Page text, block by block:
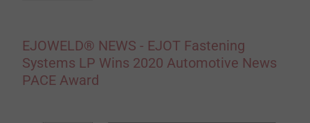
Besides the technology, the business unit EJOWELD®
also provides the development and production of
EJOWELD® NEWS - EJOT Fastening
Systems LP Wins 2020 Automotive News
PACE Award